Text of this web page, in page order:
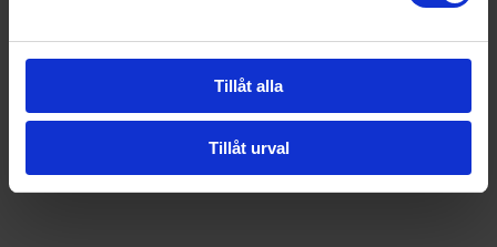
Tillåt alla
Tillåt urval
I AM Online - Made with♡in Sweden